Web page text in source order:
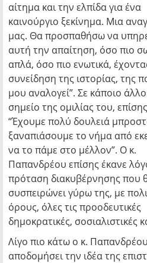
αίτημα και την ελπίδα για ένα
καινούργιο ξεκίνημα. Μια
μας. Θα προσπαθήσω να
αυτή την απαίτηση, όσο πιο
απλά, όσο πιο ενωτικά,
συνείδηση της ιστορίας, της
μου αναλογεί”. Σε κάποιο άλλο
σημείο της ομιλίας του,
“Έχουμε πολύ δουλειά
ξαναπιάσουμε το νήμα από
να το πάμε στο μέλλον”. Ο κ.
Παπανδρέου επίσης έκανε
πρόταση διακυβέρνησης που
συσπειρώνει γύρω της, με
όρους, όλες τις προοδευτικές
δημοκρατικές, σοσιαλιστικές
Λίγο πιο κάτω ο κ.
αποδομήσει την ιδέα της